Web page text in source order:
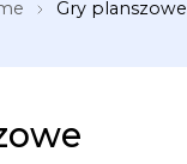
Gry planszowe